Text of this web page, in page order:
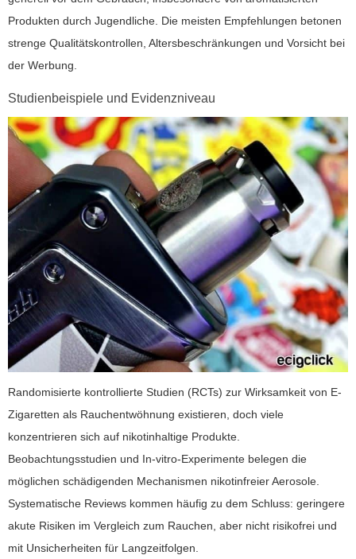
Produkten durch Jugendliche. Die meisten Empfehlungen betonen
strenge Qualitätskontrollen, Altersbeschränkungen und Vorsicht bei
der Werbung.
Studienbeispiele und Evidenzniveau
Randomisierte kontrollierte Studien (RCTs) zur Wirksamkeit von E-
Zigaretten als Rauchentwöhnung existieren, doch viele
konzentrieren sich auf nikotinhaltige Produkte.
Beobachtungsstudien und In-vitro-Experimente belegen die
möglichen schädigenden Mechanismen nikotinfreier Aerosole.
Systematische Reviews kommen häufig zu dem Schluss: geringere
akute Risiken im Vergleich zum Rauchen, aber nicht risikofrei und
mit Unsicherheiten für Langzeitfolgen.